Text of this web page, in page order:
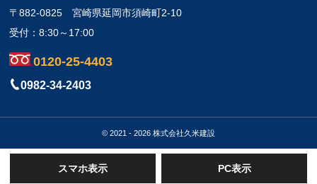
〒882-0825
宮崎県延岡市須崎町2-10
受付：8:30～17:00
0120-25-4403
0982-34-2403
© 2021 - 2026 株式会社久米建設
スマホ表示 PC表示